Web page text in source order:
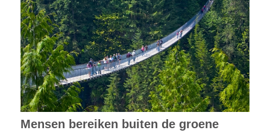
Mensen bereiken buiten de groene